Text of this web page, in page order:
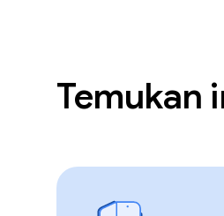
Temukan